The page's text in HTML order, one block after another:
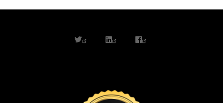
twitterlinkedinfacebook